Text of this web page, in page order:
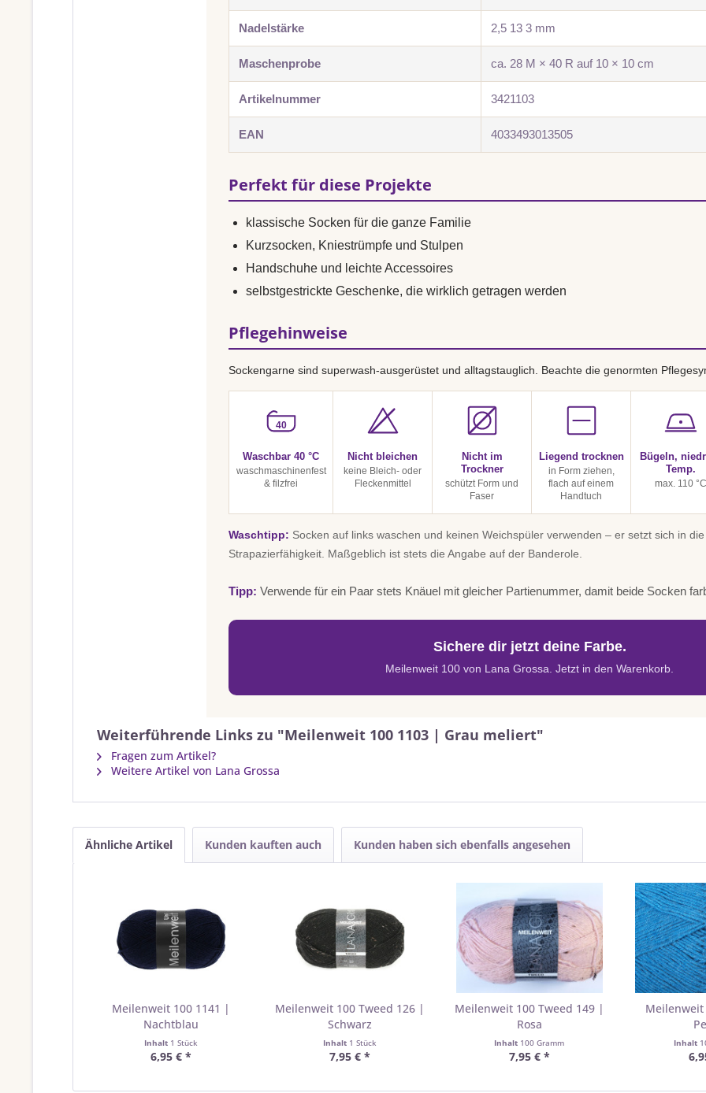
Nadelstärke 2,5 13 3 mm
Maschenprobe ca. 28 M × 40 R auf 10 × 10 cm
Artikelnummer 3421103
EAN 4033493013505
Perfekt für diese Projekte
klassische Socken für die ganze Familie
Kurzsocken, Kniestrümpfe und Stulpen
Handschuhe und leichte Accessoires
selbstgestrickte Geschenke, die wirklich getragen werden
Pflegehinweise
Sockengarne sind superwash-ausgerüstet und alltagstauglich. Beachte die genormten
40
Waschbar 40 °C
waschmaschinenfest
& filzfrei
Nicht bleichen
keine Bleich- oder
Fleckenmittel
Nicht im
Trockner
schützt Form und
Faser
Liegend trocknen
in Form ziehen,
flach auf einem
Handtuch
Bügeln,
Temp.
max. 110 °C
Waschtipp: Socken auf links waschen und keinen Weichspüler verwenden – er setzt sich in
Strapazierfähigkeit. Maßgeblich ist stets die Angabe auf der Banderole.
Tipp: Verwende für ein Paar stets Knäuel mit gleicher Partienummer, damit beide Socken
Sichere dir jetzt deine Farbe.
Meilenweit 100 von Lana Grossa. Jetzt in den Warenkorb.
Weiterführende Links zu "Meilenweit 100 1103 | Grau meliert"
Fragen zum Artikel?
Weitere Artikel von Lana Grossa
Ähnliche Artikel Kunden kauften auch Kunden haben sich ebenfalls angesehen
Meilenweit 100 1141 |
Nachtblau
Inhalt 1 Stück
6,95 € *
Meilenweit 100 Tweed 126 |
Schwarz
Inhalt 1 Stück
7,95 € *
Meilenweit 100 Tweed 149 |
Rosa
Inhalt 100 Gramm
7,95 € *
Inhalt